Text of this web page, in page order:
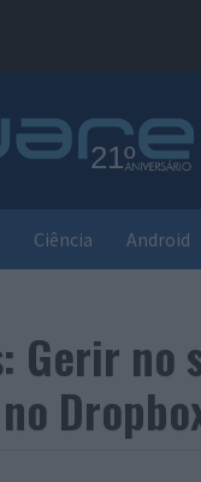
Ciência Android
Gerir no